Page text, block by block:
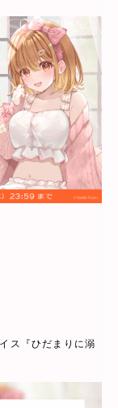
ス『ひだまりに溺